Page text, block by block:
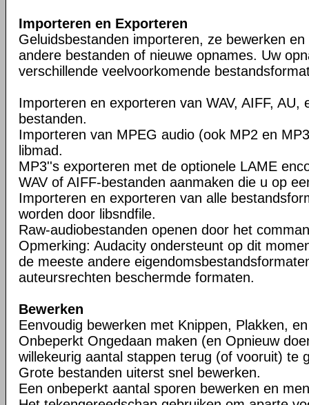
Importeren en Exporteren
Geluidsbestanden importeren, ze bewerken
andere bestanden of nieuwe opnames. Uw
verschillende veelvoorkomende
Importeren en exporteren van WAV, AIFF, AU,
bestanden.
Importeren van MPEG audio (ook MP2 en
libmad.
MP3''s exporteren met de optionele LAME
WAV of AIFF-bestanden aanmaken die u op
Importeren en exporteren van alle
worden door libsndfile.
Raw-audiobestanden openen door het
Opmerking: Audacity ondersteunt op dit
de meeste andere
auteursrechten beschermde formaten.
Bewerken
Eenvoudig bewerken met Knippen, Plakken,
Onbeperkt Ongedaan maken (en Opnieuw
willekeurig aantal stappen terug (of vooruit) te
Grote bestanden uiterst snel bewerken.
Een onbeperkt aantal sporen bewerken en